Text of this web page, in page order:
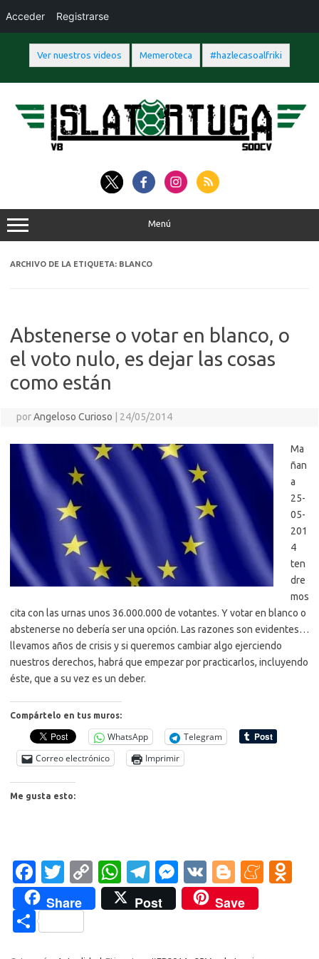
Ver nuestros videos Memeroteca #hazlecasoalfriki
Acceder Registrarse
contenido
Menú
ARCHIVO DE LA ETIQUETA: BLANCO
Abstenerse o votar en blanco, o
el voto nulo, es dejar las cosas
como están
porAngeloso Curioso 24/05/2014
Ma
ñan
a
25-
05-
201
4
ten
dre
mos
cita con las urnas unos 36.000.000 de votantes. Y votar en blanco o
abstenerse no debería ser una opción. Las razones son evidentes…
llevamos años de crisis y si queremos cambiar algo ejerciendo
nuestros derechos, habrá que empezar por practicarlos, incluyendo
éste, que a su vez es un deber.
Compártelo en tus muros:
WhatsApp
Telegram
Correo electrónico
Imprimir
Me gusta esto:
Fa
c
e
b
T
w
it
te
C
o
p
W
h
at
T
el
e
M
es
se
V
K
Bl
o
g
M
Share Post Save
C